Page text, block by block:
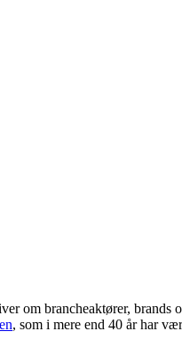
om brancheaktører, brands
, som i mere end 40 år har